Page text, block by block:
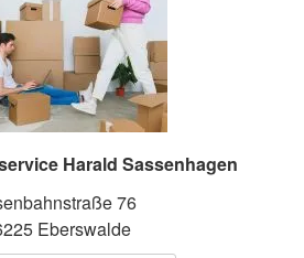
Harald Sassenhagen
76
Eberswalde